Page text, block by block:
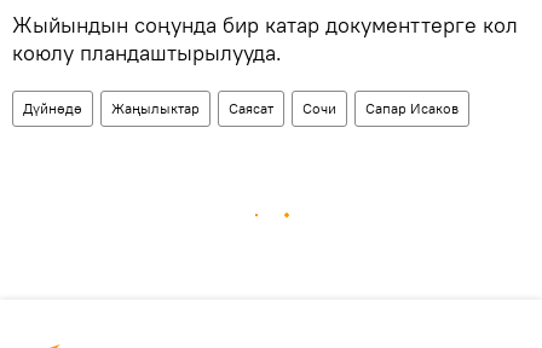
Жыйындын соңунда бир катар документтерге кол
коюлу пландаштырылууда.
Дүйнөдө Жаңылыктар Саясат Сочи Сапар Исаков